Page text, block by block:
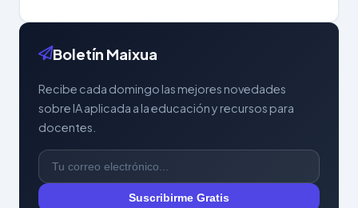
Boletín Maixua
Recibe cada domingo las mejores novedades
sobre IA aplicada a la educación y recursos para
docentes.
Suscribirme Gratis